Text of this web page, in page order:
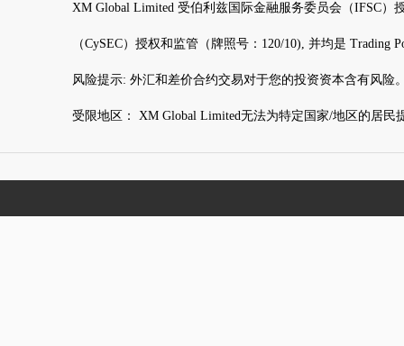
XM Global Limited 受伯利兹国际金融服务委员会（IFSC）
（CySEC）授权和监管（牌照号：120/10), 并均是 Trading
风险提示: 外汇和差价合约交易对于您的投资资本含有风险
受限地区： XM Global Limited无法为特定国家/地区的居